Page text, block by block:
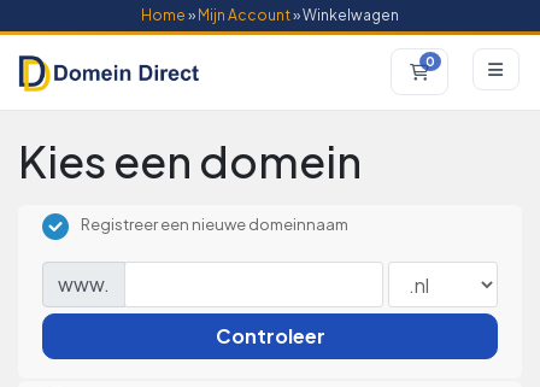
Home » Mijn Account» Winkelwagen
0Winkelwagen
Kies een domein
Registreer een nieuwe domeinnaam
www.
Controleer